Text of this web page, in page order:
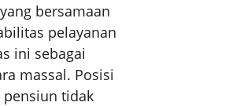
bersamaan
pelayanan
ini sebagai
massal. Posisi
tidak